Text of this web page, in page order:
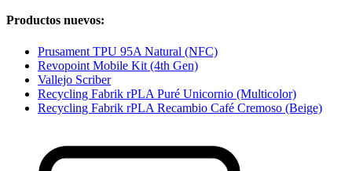
Productos nuevos:
Prusament TPU 95A Natural (NFC)
Revopoint Mobile Kit (4th Gen)
Vallejo Scriber
Recycling Fabrik rPLA Puré Unicornio (Multicolor)
Recycling Fabrik rPLA Recambio Café Cremoso (Beige)